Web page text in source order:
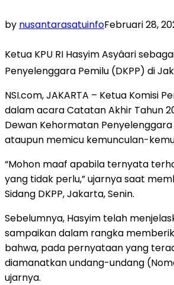
by nusantarasatuinfoFebruari 28,
Ketua KPU RI Hasyim Asyâari
Penyelenggara Pemilu (DKPP) di
NSI.com, JAKARTA – Ketua
dalam acara Catatan Akhir Tahun
Dewan Kehormatan
ataupun memicu kemunculan-
“Mohon maaf apabila ternyata
yang tidak perlu,” ujarnya saat
Sidang DKPP, Jakarta, Senin.
Sebelumnya, Hasyim telah
sampaikan dalam rangka
bahwa, pada pernyataan yang
diamanatkan undang-undang
ujarnya.